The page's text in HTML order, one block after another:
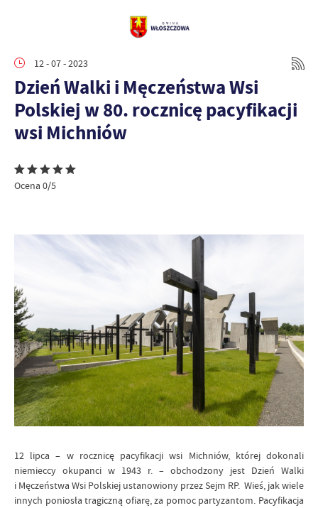
12 - 07 - 2023
Dzień Walki i Męczeństwa Wsi
Polskiej w 80. rocznicę pacyfikacji
wsi Michniów
Ocena 0/5
12 lipca – w rocznicę pacyfikacji wsi Michniów, której dokonali
niemieccy okupanci w 1943 r. – obchodzony jest Dzień Walki
i Męczeństwa Wsi Polskiej ustanowiony przez Sejm RP. Wieś, jak wiele
innych poniosła tragiczną ofiarę, za pomoc partyzantom. Pacyfikacja